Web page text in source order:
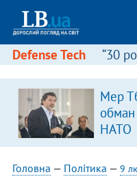
Defense Tech “30
Мер
обман
НАТО
Головна — Політика — 9